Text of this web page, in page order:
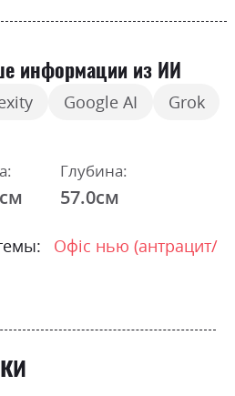
информации из ИИ
Google AI Grok
Глубина:
57.0см
Офіс нью (антрацит/